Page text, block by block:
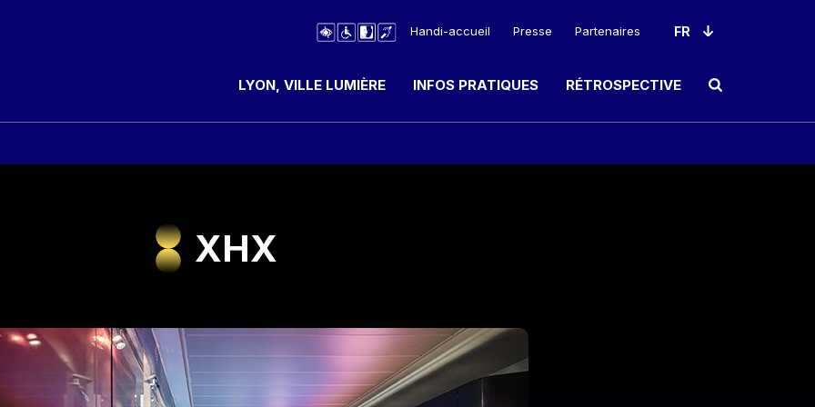
Handi-accueil Presse Partenaires
LYON, VILLE LUMIÈRE INFOS PRATIQUES RÉTROSPECTIVE Ouvrir le champ de
XHX